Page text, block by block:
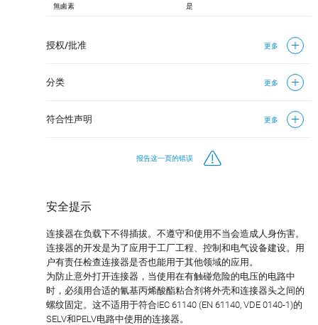
無鹵素 是
授权/批准 更多
分类 更多
符合性声明 更多
报告这一页的错误
安全提示
连接器在负载下不得插拔。不遵守和使用不当会造成人身伤害。
连接器的开发是为了应用于工厂工程、控制和电气设备建设。用
户有责任检查连接器是否也能用于其他领域的应用。
为防止意外打开连接器，当使用在有触碰危险的电压的电路中
时，必须用合适的氰基丙烯酸酯粘合剂将外壳和连接器头之间的
螺纹固定。这不适用于符合IEC 61140 (EN 61140, VDE 0140-1)的
SELV和PELV电路中使用的连接器。